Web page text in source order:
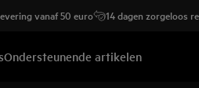
vanaf 50 euro 14 dagen zorgeloos
Ondersteunende artikelen